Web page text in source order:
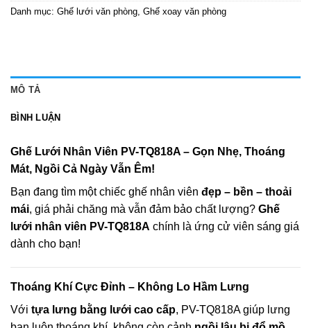
Danh mục: Ghế lưới văn phòng, Ghế xoay văn phòng
MÔ TẢ
BÌNH LUẬN
Ghế Lưới Nhân Viên PV-TQ818A – Gọn Nhẹ, Thoáng
Mát, Ngồi Cả Ngày Vẫn Êm!
Bạn đang tìm một chiếc ghế nhân viên đẹp – bền – thoải
mái, giá phải chăng mà vẫn đảm bảo chất lượng? Ghế
lưới nhân viên PV-TQ818A chính là ứng cử viên sáng giá
dành cho bạn!
Thoáng Khí Cực Đỉnh – Không Lo Hầm Lưng
Với tựa lưng bằng lưới cao cấp, PV-TQ818A giúp lưng